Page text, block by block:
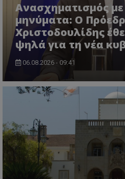
Ανασχηματισμός
μηνύματα: Ο
Χριστοδουλίδης
ψηλά για τη νέα
06.08.2026 - 09:41